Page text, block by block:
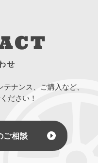
せ
ナンス、ご購入など、
ださい！
ご相談